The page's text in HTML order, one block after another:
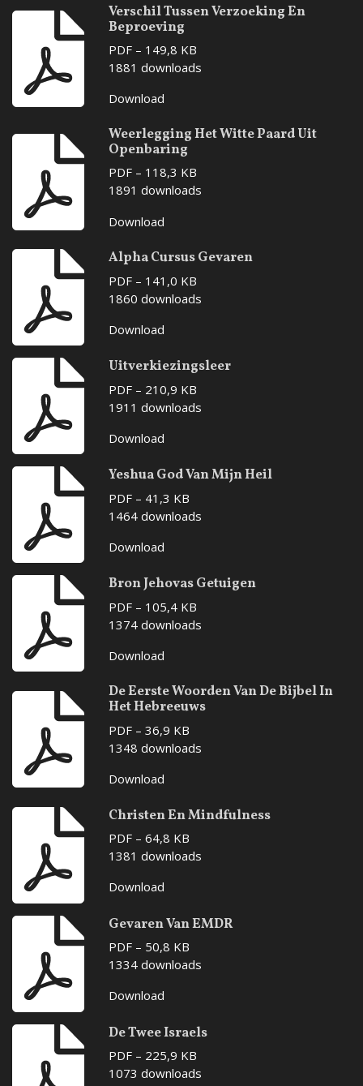
Verschil Tussen Verzoeking En
Beproeving
PDF – 149,8 KB
1881 downloads
Download
Weerlegging Het Witte Paard Uit
Openbaring
PDF – 118,3 KB
1891 downloads
Download
Alpha Cursus Gevaren
PDF – 141,0 KB
1860 downloads
Download
Uitverkiezingsleer
PDF – 210,9 KB
1911 downloads
Download
Yeshua God Van Mijn Heil
PDF – 41,3 KB
1464 downloads
Download
Bron Jehovas Getuigen
PDF – 105,4 KB
1374 downloads
Download
De Eerste Woorden Van De Bijbel In
Het Hebreeuws
PDF – 36,9 KB
1348 downloads
Download
Christen En Mindfulness
PDF – 64,8 KB
1381 downloads
Download
Gevaren Van EMDR
PDF – 50,8 KB
1334 downloads
Download
De Twee Israels
PDF – 225,9 KB
1073 downloads